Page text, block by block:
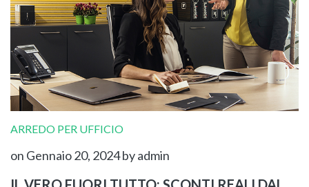
ARREDO PER UFFICIO
on Gennaio 20, 2024by admin